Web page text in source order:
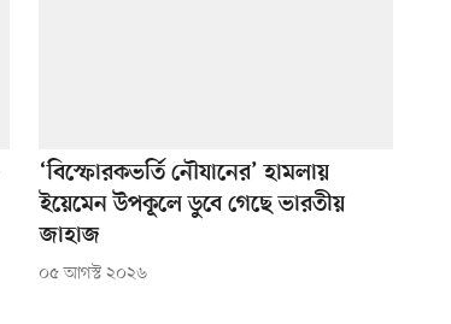
‘বিস্ফোরকভর্তি নৌযানের’ হামলায়
ইয়েমেন উপকূলে ডুবে গেছে ভারতীয়
জাহাজ
০৫ আগস্ট ২০২৬